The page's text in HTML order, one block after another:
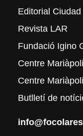
Editorial
Revista LAR
Fundació Igino
Centre
Centre
Butlletí de